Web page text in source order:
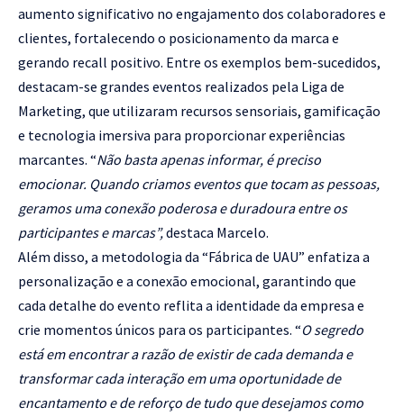
aumento significativo no engajamento dos colaboradores e
clientes, fortalecendo o posicionamento da marca e
gerando recall positivo. Entre os exemplos bem-sucedidos,
destacam-se grandes eventos realizados pela Liga de
Marketing, que utilizaram recursos sensoriais, gamificação
e tecnologia imersiva para proporcionar experiências
marcantes. “Não basta apenas informar, é preciso
emocionar. Quando criamos eventos que tocam as pessoas,
geramos uma conexão poderosa e duradoura entre os
participantes e marcas”,destaca Marcelo.
Além disso, a metodologia da “Fábrica de UAU” enfatiza a
personalização e a conexão emocional, garantindo que
cada detalhe do evento reflita a identidade da empresa e
crie momentos únicos para os participantes. “O segredo
está em encontrar a razão de existir de cada demanda e
transformar cada interação em uma oportunidade de
encantamento e de reforço de tudo que desejamos como